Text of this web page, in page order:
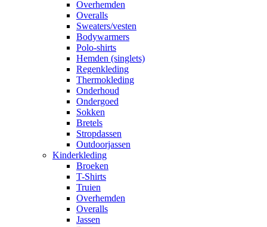
Overhemden
Overalls
Sweaters/vesten
Bodywarmers
Polo-shirts
Hemden (singlets)
Regenkleding
Thermokleding
Onderhoud
Ondergoed
Sokken
Bretels
Stropdassen
Outdoorjassen
Kinderkleding
Broeken
T-Shirts
Truien
Overhemden
Overalls
Jassen